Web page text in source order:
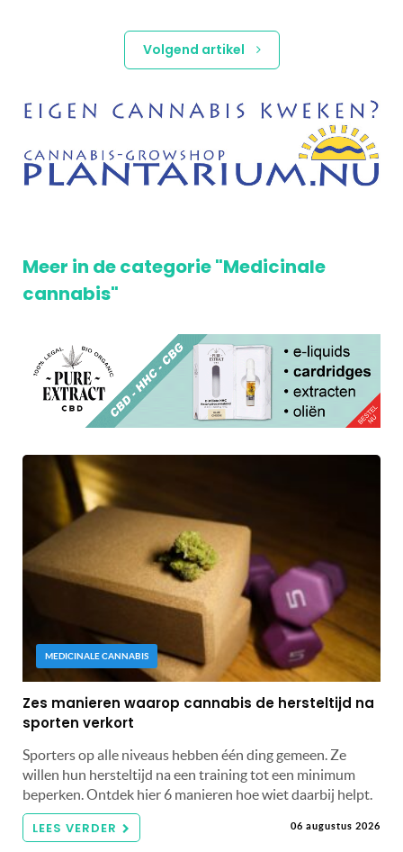
Volgend artikel
Meer in de categorie "Medicinale
cannabis"
MEDICINALE CANNABIS
Zes manieren waarop cannabis de hersteltijd na
sporten verkort
Sporters op alle niveaus hebben één ding gemeen. Ze
willen hun hersteltijd na een training tot een minimum
beperken. Ontdek hier 6 manieren hoe wiet daarbij helpt.
LEES VERDER 06 augustus 2026